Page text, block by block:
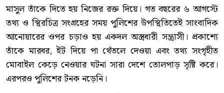
মাসুল তাঁকে দিতে হয় নিজের রক্ত দিয়ে। গত বছরের ৬ আগস্টে
তথ্য ও স্থিরচিত্র সংগ্রহের সময় পুলিশের উপস্থিতিতেই সাংবাদিক
আনোয়ারের ওপর চড়াও হয় একদল অস্ত্রধারী সন্ত্রাসী। প্রকাশ্যে
তাঁকে মারধর, ইট দিয়ে পা থেঁতলে দেওয়া এবং তথ্য সংগৃহীত
মোবাইল কেড়ে নেওয়ার ঘটনা সারা দেশে তোলপাড় সৃষ্টি করে।
এরপরও পুলিশের টনক নড়েনি।